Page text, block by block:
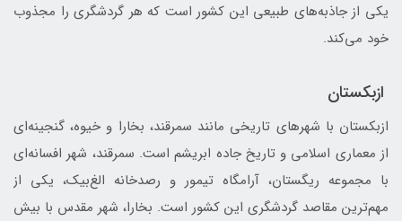
یکی از جاذبه‌های طبیعی این کشور است که هر گردشگری را مجذوب
خود می‌کند.
ازبکستان
ازبکستان با شهرهای تاریخی مانند سمرقند، بخارا و خیوه، گنجینه‌ای
از معماری اسلامی و تاریخ جاده ابریشم است. سمرقند، شهر افسانه‌ای
با مجموعه ریگستان، آرامگاه تیمور و رصدخانه الغ‌بیک، یکی از
مهم‌ترین مقاصد گردشگری این کشور است. بخارا، شهر مقدس با بیش